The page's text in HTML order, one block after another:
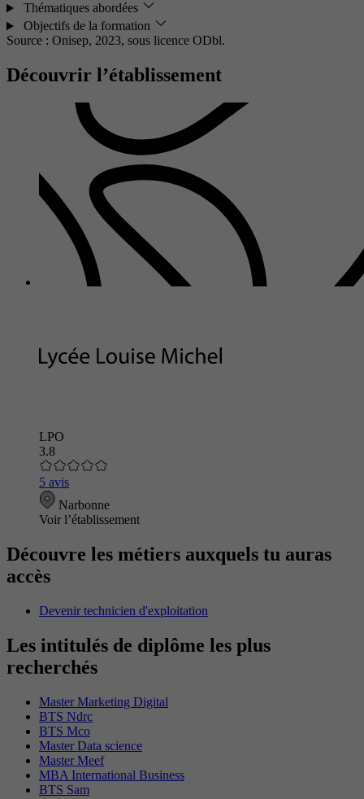
Thématiques abordées
Objectifs de la formation
Source : Onisep, 2023, sous licence ODbl.
Découvrir l’établissement
LPO
3.8
5 avis
Narbonne
Voir l’établissement
Découvre les métiers auxquels tu auras
accès
Devenir technicien d'exploitation
Les intitulés de diplôme les plus
recherchés
Master Marketing Digital
BTS Ndrc
BTS Mco
Master Data science
Master Meef
MBA International Business
BTS Sam